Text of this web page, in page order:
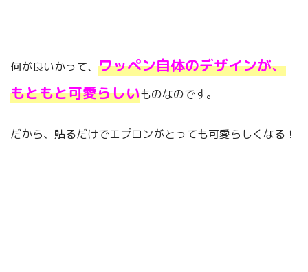
何が良いかって、 ワッペン自体のデザインが、
もともと可愛らしいものなのです。
だから、貼るだけでエプロンがとっても可愛らしくなる！